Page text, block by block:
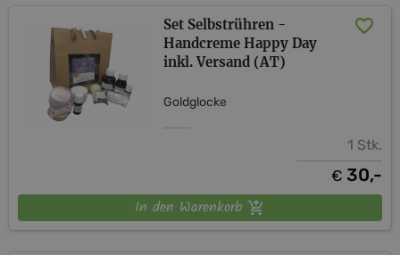
Set Selbstrühren -
Handcreme Happy Day
inkl. Versand (AT)
Goldglocke
1 Stk.
€ 30,-
In den Warenkorb